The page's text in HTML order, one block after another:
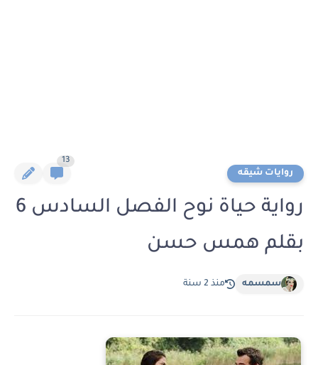
روايات شيقه
13
رواية حياة نوح الفصل السادس 6
بقلم همس حسن
سمسمه منذ 2 سنة